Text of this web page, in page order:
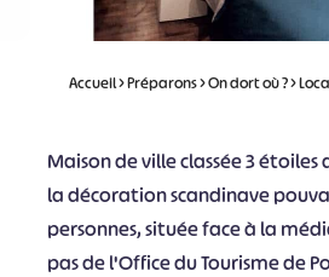
Accueil>Préparons>On dort où ?>
Maison de ville classée 3
la décoration scandinave
personnes, située face à la
pas de l'Office du Tourisme de